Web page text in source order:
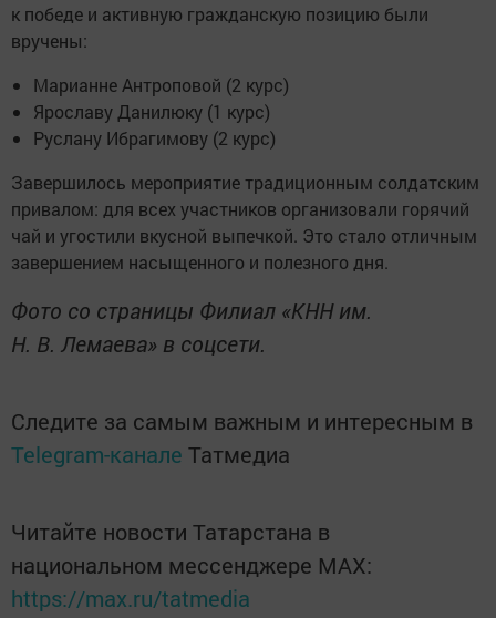
к победе и активную гражданскую позицию были
вручены:
Марианне Антроповой (2 курс)
Ярославу Данилюку (1 курс)
Руслану Ибрагимову (2 курс)
Завершилось мероприятие традиционным солдатским
привалом: для всех участников организовали горячий
чай и угостили вкусной выпечкой. Это стало отличным
завершением насыщенного и полезного дня.
Фото со страницы Филиал «КНН им.
Н. В. Лемаева» в соцсети.
Следите за самым важным и интересным в
Telegram-канале Татмедиа
Читайте новости Татарстана в
национальном мессенджере MАХ:
https://max.ru/tatmedia